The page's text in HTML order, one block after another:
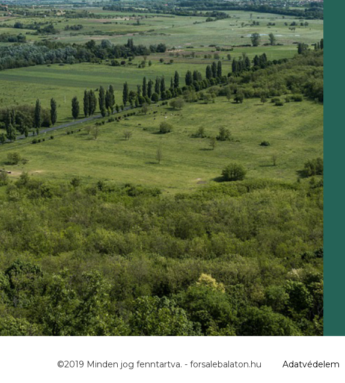
©2019 Minden jog fenntartva. - forsalebalaton.hu Adatvédelem